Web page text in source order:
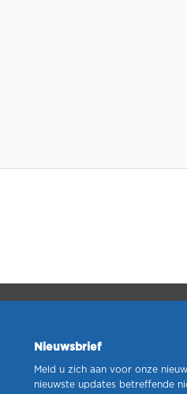
Nieuwsbrief
Meld u zich aan voor onze
nieuwste updates betreffende